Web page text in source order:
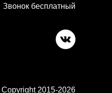
Звонок бесплатный
Copyright 2015-2026